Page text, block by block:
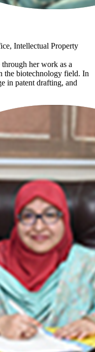
Intellectual Property
her work as a
the biotechnology field. In
in patent drafting, and